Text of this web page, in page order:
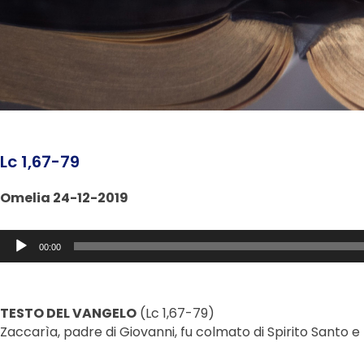
Lc 1,67-79
Omelia 24-12-2019
Audio
Player
00:00
TESTO DEL VANGELO (Lc 1,67-79)
Zaccarìa, padre di Giovanni, fu colmato di Spirito Santo